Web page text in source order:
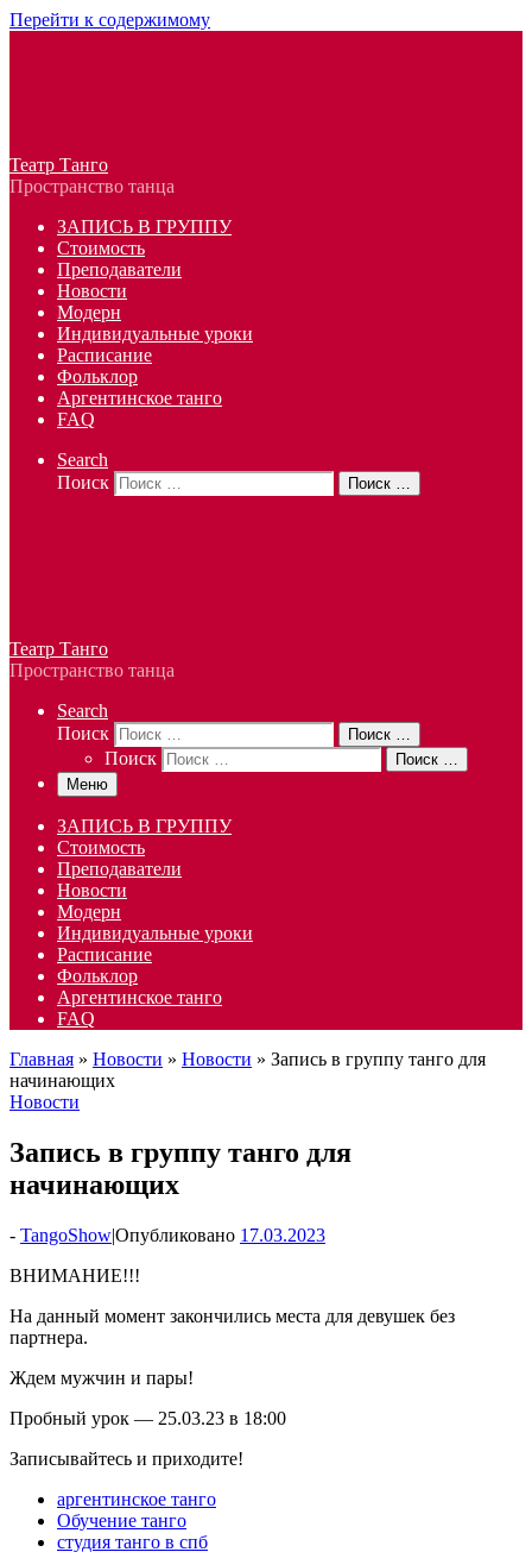
Перейти к содержимому
Театр Танго
Пространство танца
ЗАПИСЬ В ГРУППУ
Стоимость
Преподаватели
Новости
Модерн
Индивидуальные уроки
Расписание
Фольклор
Аргентинское танго
FAQ
Search
Поиск
Поиск …
Театр Танго
Пространство танца
Search
Поиск
Поиск …
Поиск
Поиск …
Меню
ЗАПИСЬ В ГРУППУ
Стоимость
Преподаватели
Новости
Модерн
Индивидуальные уроки
Расписание
Фольклор
Аргентинское танго
FAQ
Главная » Новости » Новости » Запись в группу танго для
начинающих
Новости
Запись в группу танго для
начинающих
- TangoShow|Опубликовано 17.03.2023
ВНИМАНИЕ!!!
На данный момент закончились места для девушек без
партнера.
Ждем мужчин и пары!
Пробный урок — 25.03.23 в 18:00
Записывайтесь и приходите!
аргентинское танго
Обучение танго
студия танго в спб